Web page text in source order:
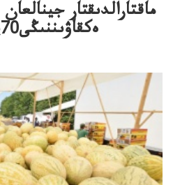
ماقتارالدىقتار
ەكقاۋىننىڭى70پايىزىنەكسپورتتادى